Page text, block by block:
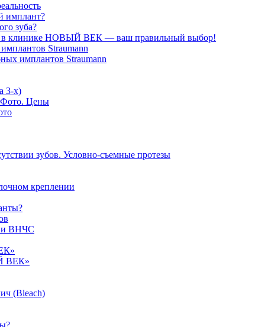
имплант?
зуба?
в клинике НОВЫЙ ВЕК — ваш правильный выбор!
Straumann
имплантов Straumann
3-х)
Фото. Цены
зубов. Условно-съемные протезы
креплении
ВНЧС
ВЕК»
(Bleach)